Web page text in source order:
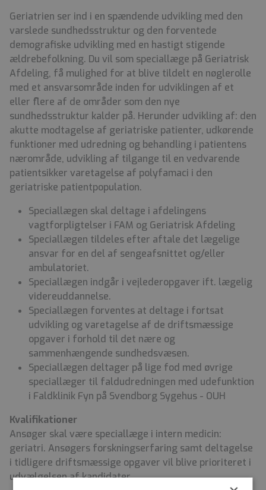
Geriatrien ser ind i en spændende udvikling med den
varslede sundhedsstruktur og den forventede
demografiske udvikling med en hastigt stigende
ældrebefolkning. Du vil som speciallæge på Geriatrisk
Afdeling, få mulighed for at blive tildelt en nøglerolle
med et ansvarsområde inden for udviklingen af et
eller flere af de områder som den nye
sundhedsstruktur kalder på. Herunder udvikling af: den
akutte modtagelse af geriatriske patienter, udkørende
funktioner med udredning og behandling i patientens
nærområde, udvikling af tilgange til en vedvarende
patientsikker varetagelse af polyfamaci i den
geriatriske patientpopulation.
Speciallægen skal deltage i afdelingens
vagtforpligtelser i FAM og Geriatrisk Afdeling
Speciallægen tildeles efter aftale det lægelige
ansvar for en del af sengeafsnittet og/eller
ambulatoriet.
Speciallægen indgår i vejlederopgaver ift. lægelig
videreuddannelse.
Speciallægen forventes at deltage i fortsat
udvikling og varetagelse af de driftsmæssige
opgaver i forhold til det nære og
sammenhængende sundhedsvæsen.
Speciallægen deltager på lige fod med øvrige
speciallæger til faldudredningen med udefunktion
i Faldklinik Fyn på Svendborg Sygehus - OUH
Kvalifikationer
Ansøger skal være speciallæge i intern medicin:
geriatri. Ansøgers forskningserfaring samt deltagelse
i tidligere driftsmæssige opgaver vil blive prioriteret i
udvælgelsen af kandidater.